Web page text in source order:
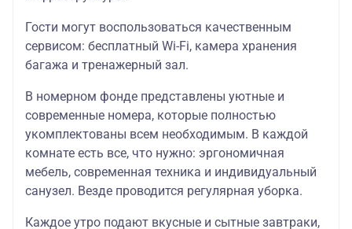
Гости могут воспользоваться качественным
сервисом: бесплатный Wi-Fi, камера хранения
багажа и тренажерный зал.
В номерном фонде представлены уютные и
современные номера, которые полностью
укомплектованы всем необходимым. В каждой
комнате есть все, что нужно: эргономичная
мебель, современная техника и индивидуальный
санузел. Везде проводится регулярная уборка.
Каждое утро подают вкусные и сытные завтраки,